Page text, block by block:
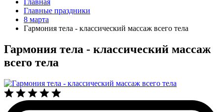
Главная
Главные праздники
8 марта
Гармония тела - классический массаж всего тела
Гармония тела - классический массаж
всего тела